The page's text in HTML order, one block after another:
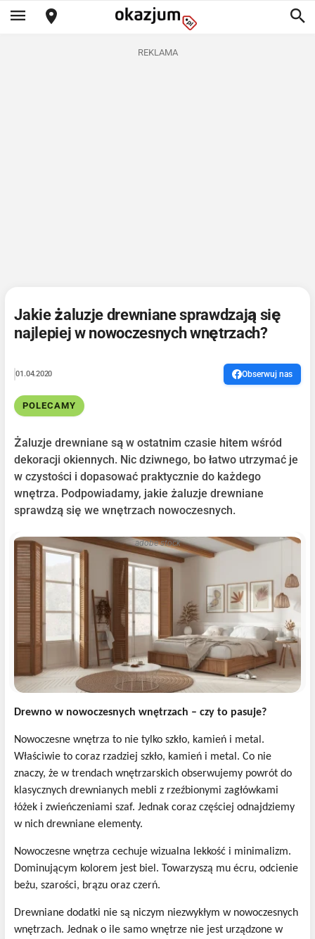
REKLAMA
Jakie żaluzje drewniane sprawdzają się
najlepiej w nowoczesnych wnętrzach?
01.04.2020 Obserwuj nas
POLECAMY
Żaluzje drewniane są w ostatnim czasie hitem wśród
dekoracji okiennych. Nic dziwnego, bo łatwo utrzymać je
w czystości i dopasować praktycznie do każdego
wnętrza. Podpowiadamy, jakie żaluzje drewniane
sprawdzą się we wnętrzach nowoczesnych.
adobe stock
Drewno w nowoczesnych wnętrzach – czy to pasuje?
Nowoczesne wnętrza to nie tylko szkło, kamień i metal.
Właściwie to coraz rzadziej szkło, kamień i metal. Co nie
znaczy, że w trendach wnętrzarskich obserwujemy powrót do
klasycznych drewnianych mebli z rzeźbionymi zagłówkami
łóżek i zwieńczeniami szaf. Jednak coraz częściej odnajdziemy
w nich drewniane elementy.
Nowoczesne wnętrza cechuje wizualna lekkość i minimalizm.
Dominującym kolorem jest biel. Towarzyszą mu écru, odcienie
beżu, szarości, brązu oraz czerń.
Drewniane dodatki nie są niczym niezwykłym w nowoczesnych
wnętrzach. Jednak o ile samo wnętrze nie jest urządzone w